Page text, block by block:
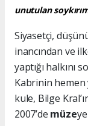
unutulan
Siyasetçi,
inancından ve
yaptığı halkını
Kabrinin
kule, Bilge
2007’de müze